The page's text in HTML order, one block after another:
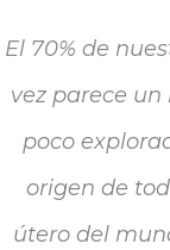
El 70% de
vez parece
poco
origen de
útero del